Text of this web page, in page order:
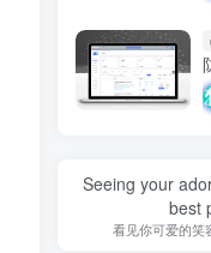
Seeing your
best
看见你可爱的笑